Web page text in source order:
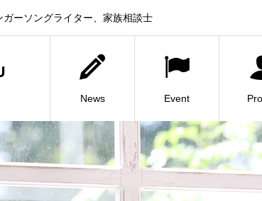
ーソングライター、家族相談士
News Event